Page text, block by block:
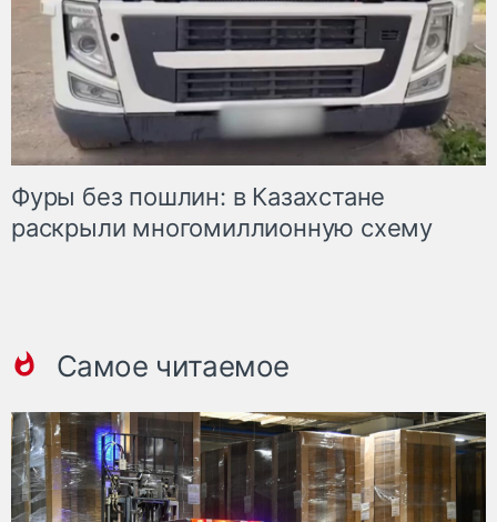
Фуры без пошлин: в Казахстане
раскрыли многомиллионную схему
Самое читаемое